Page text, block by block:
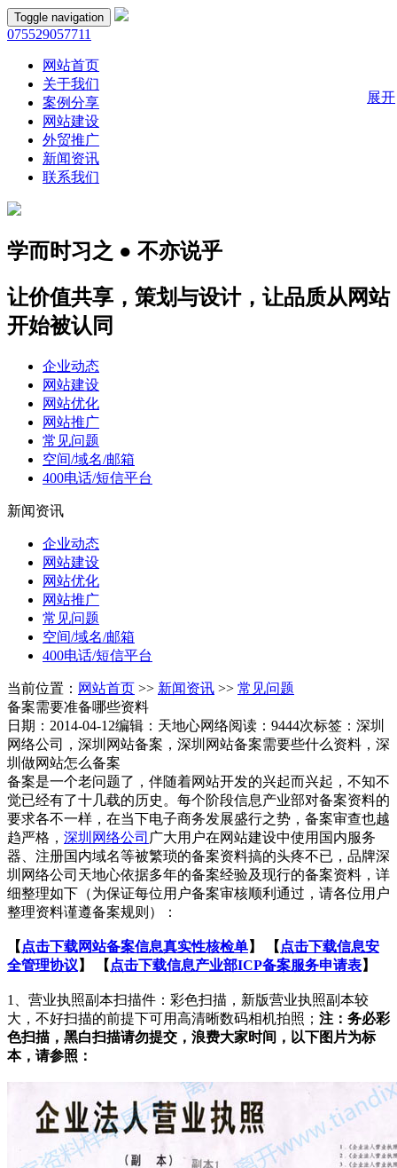
Toggle navigation
075529057711
网站首页
关于我们
案例分享
网站建设
外贸推广
新闻资讯
联系我们
学而时习之 ● 不亦说乎
让价值共享，策划与设计，让品质从网站
开始被认同
企业动态
网站建设
网站优化
网站推广
常见问题
空间/域名/邮箱
400电话/短信平台
新闻资讯
企业动态
网站建设
网站优化
网站推广
常见问题
空间/域名/邮箱
400电话/短信平台
当前位置： 网站首页 >> 新闻资讯 >> 常见问题
备案需要准备哪些资料
日期：2014-04-12编辑：天地心网络阅读：9444次标签：深圳
网络公司，深圳网站备案，深圳网站备案需要些什么资料，深
圳做网站怎么备案
备案是一个老问题了，伴随着网站开发的兴起而兴起，不知不
觉已经有了十几载的历史。每个阶段信息产业部对备案资料的
要求各不一样，在当下电子商务发展盛行之势，备案审查也越
趋严格， 深圳网络公司 广大用户在网站建设中使用国内服务
器、注册国内域名等被繁琐的备案资料搞的头疼不已，品牌深
圳网络公司天地心依据多年的备案经验及现行的备案资料，详
细整理如下（为保证每位用户备案审核顺利通过，请各位用户
整理资料谨遵备案规则）：
【 点击下载网站备案信息真实性核检单】 【 点击下载信息安
全管理协议 】 【 点击下载信息产业部ICP备案服务申请表】
1、营业执照副本扫描件：彩色扫描，新版营业执照副本较
大，不好扫描的前提下可用高清晰数码相机拍照； 注：务必彩
色扫描，黑白扫描请勿提交，浪费大家时间，以下图片为标
本，请参照：
展开